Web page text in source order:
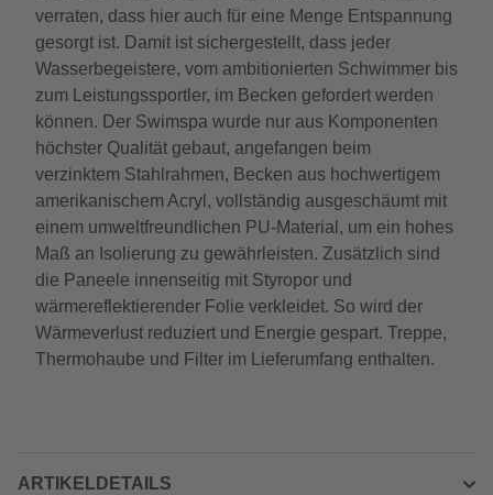
verraten, dass hier auch für eine Menge Entspannung
gesorgt ist. Damit ist sichergestellt, dass jeder
Wasserbegeistere, vom ambitionierten Schwimmer bis
zum Leistungssportler, im Becken gefordert werden
können. Der Swimspa wurde nur aus Komponenten
höchster Qualität gebaut, angefangen beim
verzinktem Stahlrahmen, Becken aus hochwertigem
amerikanischem Acryl, vollständig ausgeschäumt mit
einem umweltfreundlichen PU-Material, um ein hohes
Maß an Isolierung zu gewährleisten. Zusätzlich sind
die Paneele innenseitig mit Styropor und
wärmereflektierender Folie verkleidet. So wird der
Wärmeverlust reduziert und Energie gespart. Treppe,
Thermohaube und Filter im Lieferumfang enthalten.
ARTIKELDETAILS